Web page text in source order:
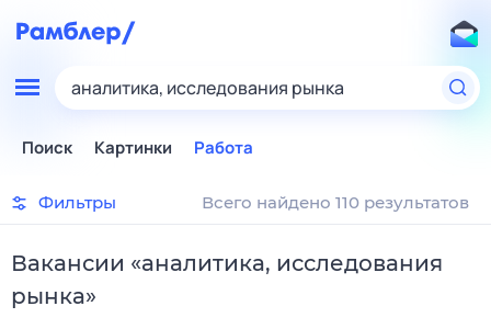
аналитика, исследования рынка
Поиск Картинки Работа
Фильтры Всего найдено 110 результатов
Вакансии «аналитика, исследования
рынка»